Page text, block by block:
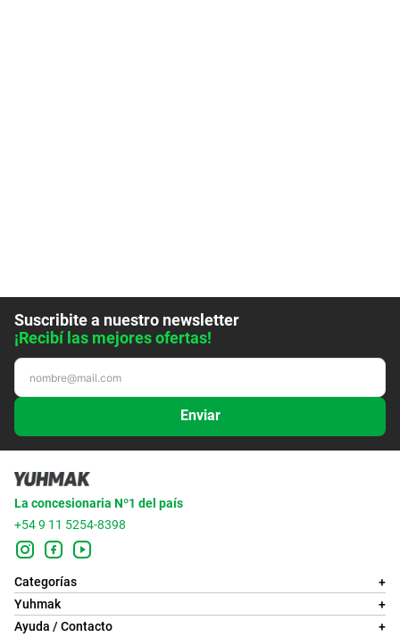
Suscribite a nuestro newsletter
¡Recibí las mejores ofertas!
Enviar
La concesionaria Nº1 del país
+54 9 11 5254-8398
Categorías
+
Yuhmak
+
Ayuda / Contacto
+